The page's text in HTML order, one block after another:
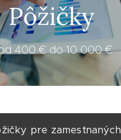
Pôžičky
400 € do 10 000 €
pre zamestnaných